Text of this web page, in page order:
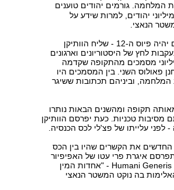
המלחמה. גורמים יהודים טוענים
יהודים, למרות שידע על
הנאצי.
בתקופת פיוס ה-11 היה יוג'ניו פצ'לי - שלימים יהיה פיוס ה-12 - שליח הוותיקן
לחץ של היסטוריונים וארגונים
בשנת 2003 לפרסם מיליוני מסמכים מהתקופה שקדמה
פאולוס השני. בין המסמכים היו
המלחמה, וביניהם תכתובות ששיגר
תקופה ומהשנים הבאות נותרו
מסיבות טכניות. כעת יפרסם הוותיקן
עלייתו של פצ'לי לכס הכנסיה.
את הקשרים שהיו בין הכס
איגרת פרי עטו של האפיפיור
פיוס ה-11 שלא ראתה אור מעולם - Humani Generis Unitatas - "אחדות המין
בה נוקט המשטר הנאצי